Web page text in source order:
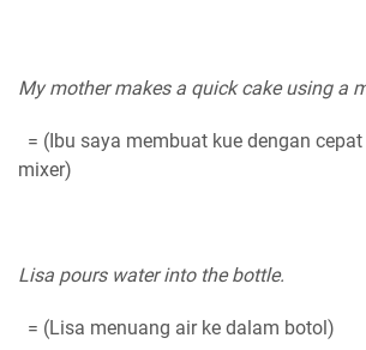
My mother makes a quick cake using a
= (Ibu saya membuat kue dengan
mixer)
Lisa pours water into the bottle.
= (Lisa menuang air ke dalam botol)